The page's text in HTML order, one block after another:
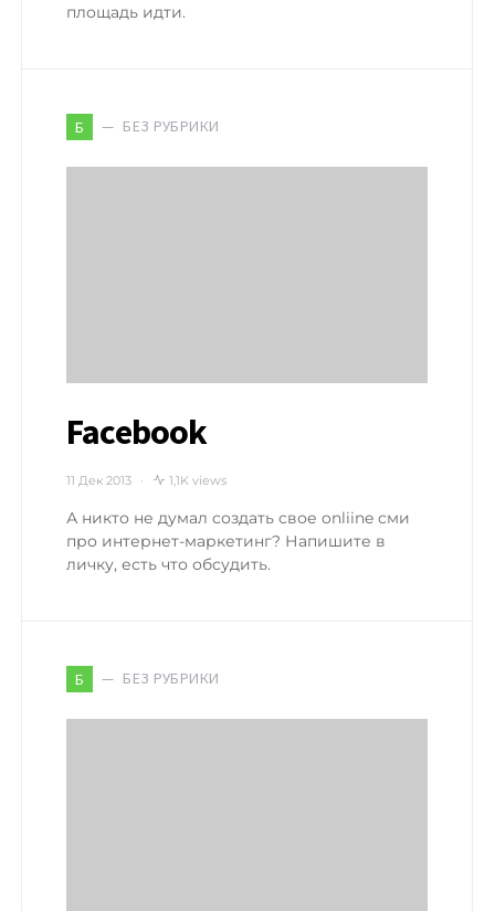
площадь идти.
Б БЕЗ РУБРИКИ
Facebook
11 Дек 2013 1,1K views
А никто не думал создать свое onliine сми
про интернет-маркетинг? Напишите в
личку, есть что обсудить.
Б БЕЗ РУБРИКИ